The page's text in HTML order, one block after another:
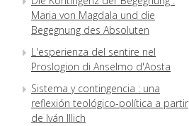
Maria von Magdala und die
Begegnung des Absoluten
L'esperienza del sentire nel
Proslogion di Anselmo d'Aosta
Sistema y contingencia : una
reflexión teológico-política a partir
de Iván Illich